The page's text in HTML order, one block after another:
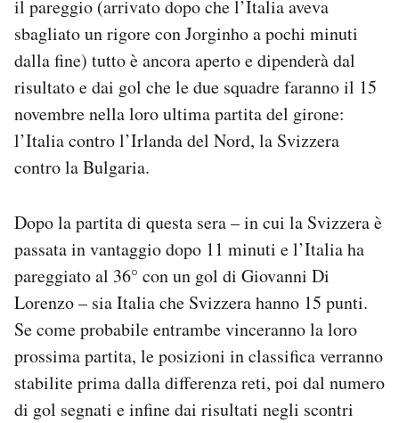
Esci
il pareggio (arrivato dopo che l’Italia aveva
sbagliato un rigore con Jorginho a pochi minuti
dalla fine) tutto è ancora aperto e dipenderà dal
risultato e dai gol che le due squadre faranno il 15
novembre nella loro ultima partita del girone:
l’Italia contro l’Irlanda del Nord, la Svizzera
contro la Bulgaria.
Dopo la partita di questa sera – in cui la Svizzera è
passata in vantaggio dopo 11 minuti e l’Italia ha
pareggiato al 36° con un gol di Giovanni Di
Lorenzo – sia Italia che Svizzera hanno 15 punti.
Se come probabile entrambe vinceranno la loro
prossima partita, le posizioni in classifica verranno
stabilite prima dalla differenza reti, poi dal numero
di gol segnati e infine dai risultati negli scontri